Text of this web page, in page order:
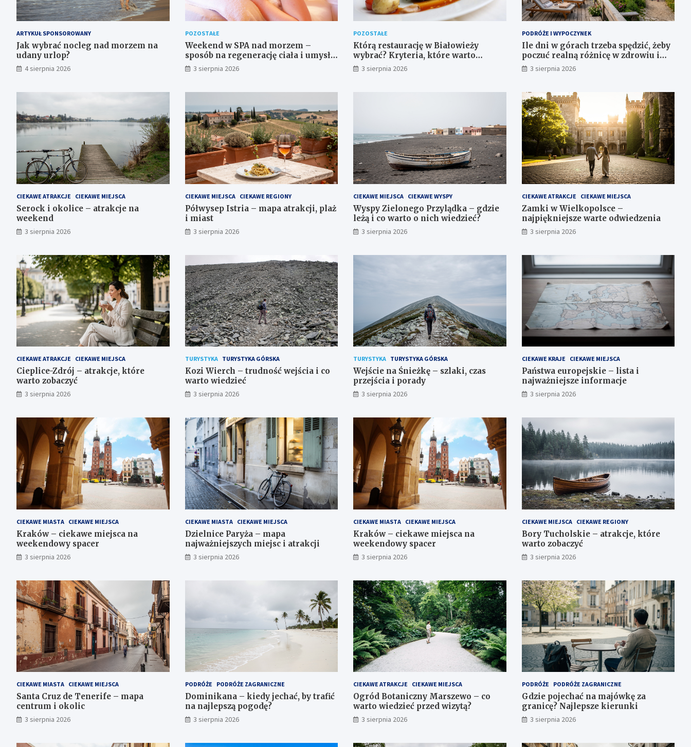
ARTYKUŁ SPONSOROWANY
Jak wybrać nocleg nad morzem na
udany urlop?
4 sierpnia 2026
POZOSTAŁE
Weekend w SPA nad morzem –
sposób na regenerację ciała i umysłu
w wyjątkowym otoczeniu
3 sierpnia 2026
POZOSTAŁE
Którą restaurację w Białowieży
wybrać? Kryteria, które warto
sprawdzić przed rezerwacją
3 sierpnia 2026
PODRÓŻE I WYPOCZYNEK
Ile dni w górach trzeba spędzić, żeby
poczuć realną różnicę w zdrowiu i
samopoczuciu?
3 sierpnia 2026
CIEKAWE ATRAKCJE CIEKAWE MIEJSCA
Serock i okolice – atrakcje na
weekend
3 sierpnia 2026
CIEKAWE MIEJSCA CIEKAWE REGIONY
Półwysep Istria – mapa atrakcji, plaż
i miast
3 sierpnia 2026
CIEKAWE MIEJSCA CIEKAWE WYSPY
Wyspy Zielonego Przylądka – gdzie
leżą i co warto o nich wiedzieć?
3 sierpnia 2026
CIEKAWE ATRAKCJE CIEKAWE MIEJSCA
Zamki w Wielkopolsce –
najpiękniejsze warte odwiedzenia
3 sierpnia 2026
CIEKAWE ATRAKCJE CIEKAWE MIEJSCA
Cieplice-Zdrój – atrakcje, które
warto zobaczyć
3 sierpnia 2026
TURYSTYKA TURYSTYKA GÓRSKA
Kozi Wierch – trudność wejścia i co
warto wiedzieć
3 sierpnia 2026
TURYSTYKA TURYSTYKA GÓRSKA
Wejście na Śnieżkę – szlaki, czas
przejścia i porady
3 sierpnia 2026
CIEKAWE KRAJE CIEKAWE MIEJSCA
Państwa europejskie – lista i
najważniejsze informacje
3 sierpnia 2026
CIEKAWE MIASTA CIEKAWE MIEJSCA
Kraków – ciekawe miejsca na
weekendowy spacer
3 sierpnia 2026
CIEKAWE MIASTA CIEKAWE MIEJSCA
Dzielnice Paryża – mapa
najważniejszych miejsc i atrakcji
3 sierpnia 2026
CIEKAWE MIASTA CIEKAWE MIEJSCA
Kraków – ciekawe miejsca na
weekendowy spacer
3 sierpnia 2026
CIEKAWE MIEJSCA CIEKAWE REGIONY
Bory Tucholskie – atrakcje, które
warto zobaczyć
3 sierpnia 2026
CIEKAWE MIASTA CIEKAWE MIEJSCA
Santa Cruz de Tenerife – mapa
centrum i okolic
3 sierpnia 2026
PODRÓŻE PODRÓŻE ZAGRANICZNE
Dominikana – kiedy jechać, by trafić
na najlepszą pogodę?
3 sierpnia 2026
CIEKAWE ATRAKCJE CIEKAWE MIEJSCA
Ogród Botaniczny Marszewo – co
warto wiedzieć przed wizytą?
3 sierpnia 2026
PODRÓŻE PODRÓŻE ZAGRANICZNE
Gdzie pojechać na majówkę za
granicę? Najlepsze kierunki
3 sierpnia 2026